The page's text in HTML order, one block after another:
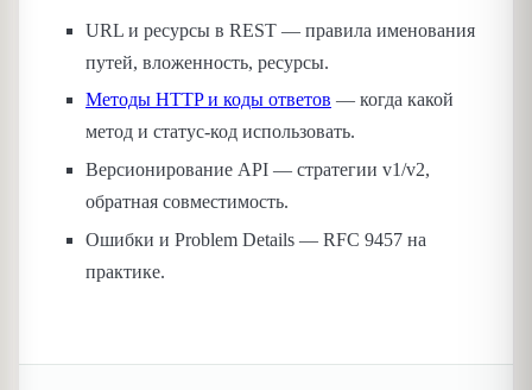
URL и ресурсы в REST — правила именования
путей, вложенность, ресурсы.
Методы HTTP и коды ответов — когда какой
метод и статус-код использовать.
Версионирование API — стратегии v1/v2,
обратная совместимость.
Ошибки и Problem Details — RFC 9457 на
практике.